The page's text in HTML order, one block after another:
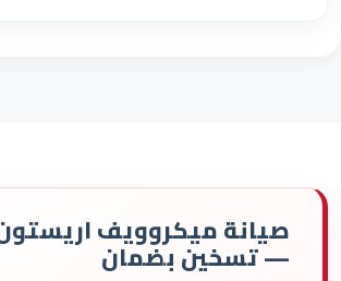
صيانة ميكروويف
— تسخين بضمان